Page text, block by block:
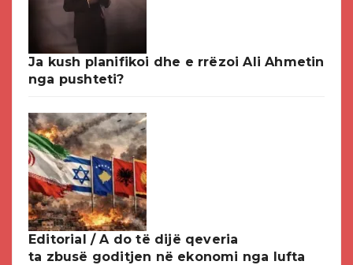
Ja kush planifikoi dhe e rrëzoi Ali Ahmetin
nga pushteti?
Editorial / A do të dijë qeveria
ta zbusë goditjen në ekonomi nga lufta